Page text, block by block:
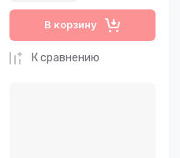
В корзину
К сравнению